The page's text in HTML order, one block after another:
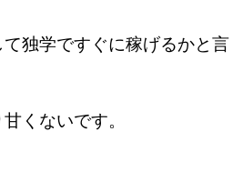
独学ですぐに稼げるかと言
くないです。